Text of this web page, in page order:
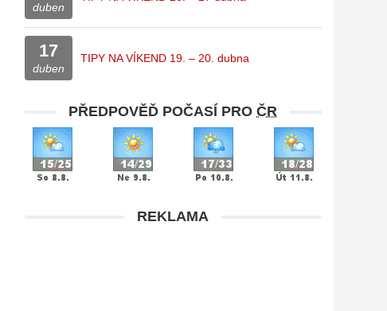
duben
17
duben
TIPY NA VÍKEND 19. – 20. dubna
PŘEDPOVĚĎ POČASÍ PROČR
REKLAMA